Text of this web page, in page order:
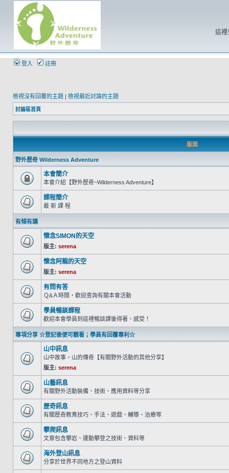
這裡
登入 註冊
檢視沒有回覆的主題 | 檢視最近討論的主題
討論區首頁
版面
野外歷奇 Wilderness Adventure
本會簡介
本會介紹【野外歷奇~Wilderness Adventure】
課程簡介
最 新 課 程
有傾有講
懷念SIMON的天空
版主: serena
懷念阿龍的天空
版主: serena
有問有答
Ｑ&Ａ時間，歡迎查詢有關本會活動
學員暢談課程
歡迎本會學員到這裡暢談課後得著、感受！
專項分享 ☆登記後便可觀看；學員有回覆專利☆
山中訊息
山中故事，山的傳奇【有關野外活動的其他分享】
版主: serena
山藝訊息
有關野外活動裝備、技術、應用資料等分享
歷奇訊息
有關歷奇教育技巧、手法、遊戲、輔導、治療等
攀爬訊息
文章包含攀岩、運動攀登之技術、資料等
海外登山訊息
分享於世界不同地方之登山資料